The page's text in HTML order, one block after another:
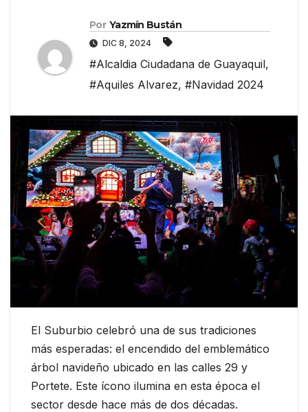
Por Yazmín Bustán
DIC 8, 2024
#Alcaldia Ciudadana de Guayaquil,
#Aquiles Alvarez, #Navidad 2024
El Suburbio celebró una de sus tradiciones
más esperadas: el encendido del emblemático
árbol navideño ubicado en las calles 29 y
Portete. Este ícono ilumina en esta época el
sector desde hace más de dos décadas.